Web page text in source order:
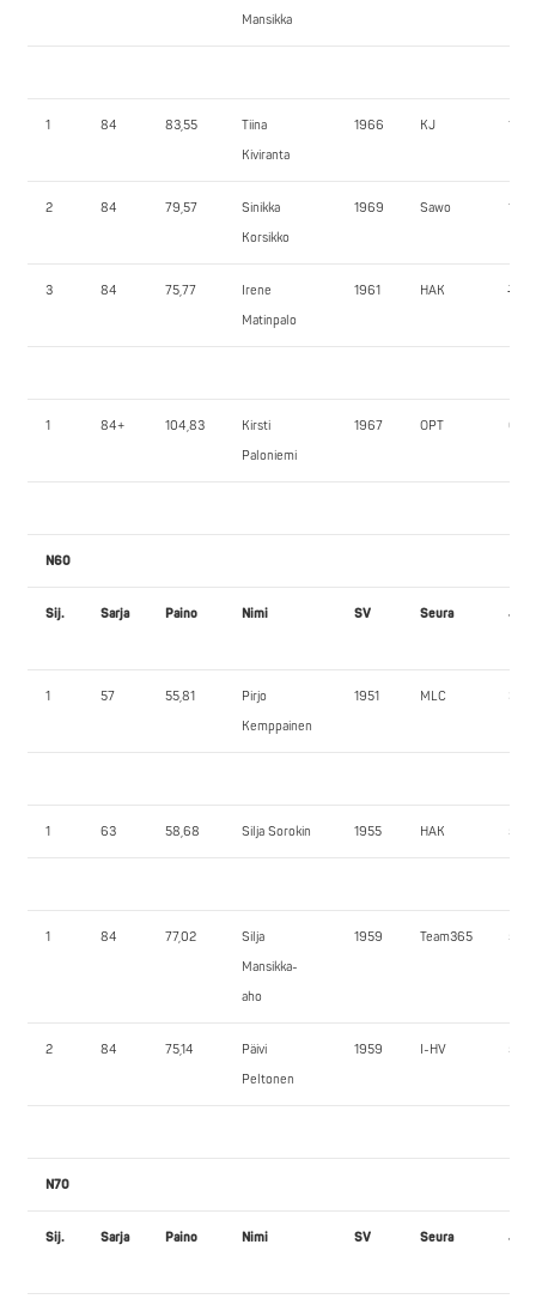
Mansikka
1 84 83,55
Tiina
Kiviranta
1966 KJ
2 84 79,57
Sinikka
Korsikko
1969 Sawo 115,0
3 84 75,77
Irene
Matinpalo
1961 HAK 70,0
1 84+ 104,83
Kirsti
Paloniemi
1967 OPT 65,0
N60
Sij. Sarja Paino Nimi SV Seura JK1
1 57 55,81
Pirjo
Kemppainen
1951 MLC 35,0
1 63 58,68 Silja Sorokin 1955 HAK 50,0
1 84 77,02
Silja
Mansikka-
aho
1959 Team365 55,0
2 84 75,14
Päivi
Peltonen
1959 I-HV 50,0
N70
Sij. Sarja Paino Nimi SV Seura JK1